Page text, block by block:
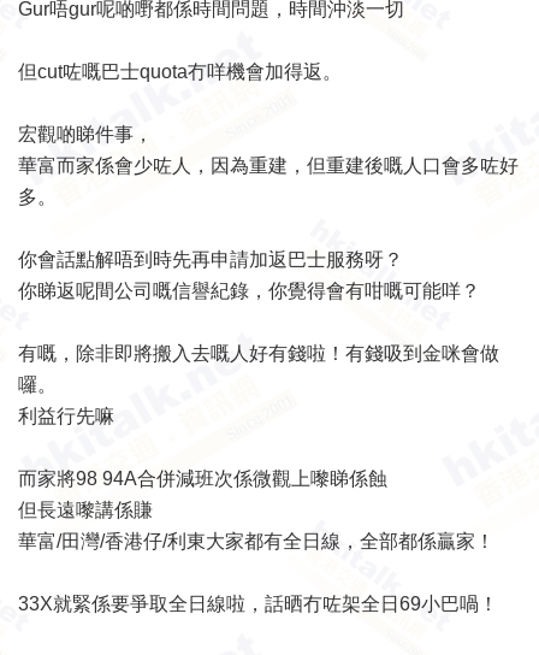
Gur唔gur呢啲嘢都係時間問題，時間沖淡一切
但cut咗嘅巴士quota冇咩機會加得返。
宏觀啲睇件事，
華富而家係會少咗人，因為重建，但重建後嘅人口會多咗好
多。
你會話點解唔到時先再申請加返巴士服務呀？
你睇返呢間公司嘅信譽紀錄，你覺得會有咁嘅可能咩？
有嘅，除非即將搬入去嘅人好有錢啦！有錢吸到金咪會做
囉。
利益行先嘛
而家將98 94A合併減班次係微觀上嚟睇係蝕
但長遠嚟講係賺
華富/田灣/香港仔/利東大家都有全日線，全部都係贏家！
33X就緊係要爭取全日線啦，話晒冇咗架全日69小巴喎！